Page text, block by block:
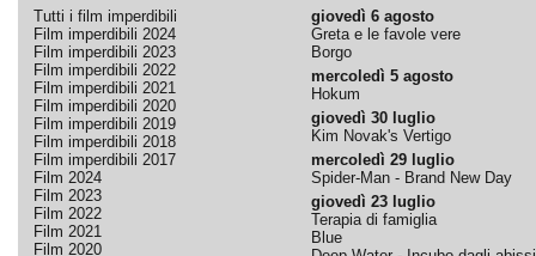
Tutti i film imperdibili
Film imperdibili 2024
Film imperdibili 2023
Film imperdibili 2022
Film imperdibili 2021
Film imperdibili 2020
Film imperdibili 2019
Film imperdibili 2018
Film imperdibili 2017
Film 2024
Film 2023
Film 2022
Film 2021
Film 2020
giovedì 6 agosto
Greta e le favole vere
Borgo
mercoledì 5 agosto
Hokum
giovedì 30 luglio
Kim Novak's Vertigo
mercoledì 29 luglio
Spider-Man - Brand New Day
giovedì 23 luglio
Terapia di famiglia
Blue